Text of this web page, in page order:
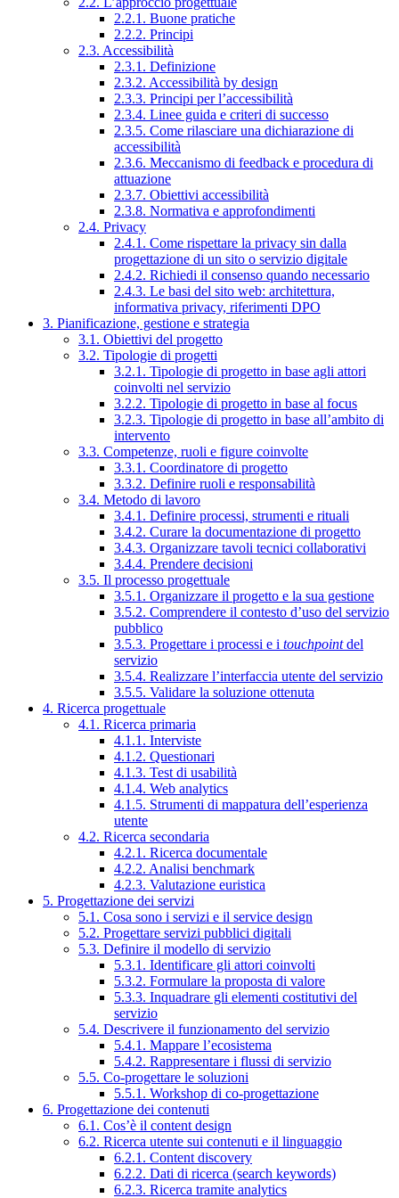
2.2.1. Buone pratiche
2.2.2. Principi
2.3. Accessibilità
2.3.1. Definizione
2.3.2. Accessibilità by design
2.3.3. Principi per l’accessibilità
2.3.4. Linee guida e criteri di successo
2.3.5. Come rilasciare una dichiarazione di
accessibilità
2.3.6. Meccanismo di feedback e procedura di
attuazione
2.3.7. Obiettivi accessibilità
2.3.8. Normativa e approfondimenti
2.4. Privacy
2.4.1. Come rispettare la privacy sin dalla
progettazione di un sito o servizio digitale
2.4.2. Richiedi il consenso quando necessario
2.4.3. Le basi del sito web: architettura,
informativa privacy, riferimenti DPO
3. Pianificazione, gestione e strategia
3.1. Obiettivi del progetto
3.2. Tipologie di progetti
3.2.1. Tipologie di progetto in base agli attori
coinvolti nel servizio
3.2.2. Tipologie di progetto in base al focus
3.2.3. Tipologie di progetto in base all’ambito di
intervento
3.3. Competenze, ruoli e figure coinvolte
3.3.1. Coordinatore di progetto
3.3.2. Definire ruoli e responsabilità
3.4. Metodo di lavoro
3.4.1. Definire processi, strumenti e rituali
3.4.2. Curare la documentazione di progetto
3.4.3. Organizzare tavoli tecnici collaborativi
3.4.4. Prendere decisioni
3.5. Il processo progettuale
3.5.1. Organizzare il progetto e la sua gestione
3.5.2. Comprendere il contesto d’uso del servizio
pubblico
3.5.3. Progettare i processi e i touchpointdel
servizio
3.5.4. Realizzare l’interfaccia utente del servizio
3.5.5. Validare la soluzione ottenuta
4. Ricerca progettuale
4.1. Ricerca primaria
4.1.1. Interviste
4.1.2. Questionari
4.1.3. Test di usabilità
4.1.4. Web analytics
4.1.5. Strumenti di mappatura dell’esperienza
utente
4.2. Ricerca secondaria
4.2.1. Ricerca documentale
4.2.2. Analisi benchmark
4.2.3. Valutazione euristica
5. Progettazione dei servizi
5.1. Cosa sono i servizi e il service design
5.2. Progettare servizi pubblici digitali
5.3. Definire il modello di servizio
5.3.1. Identificare gli attori coinvolti
5.3.2. Formulare la proposta di valore
5.3.3. Inquadrare gli elementi costitutivi del
servizio
5.4. Descrivere il funzionamento del servizio
5.4.1. Mappare l’ecosistema
5.4.2. Rappresentare i flussi di servizio
5.5. Co-progettare le soluzioni
5.5.1. Workshop di co-progettazione
6. Progettazione dei contenuti
6.1. Cos’è il content design
6.2. Ricerca utente sui contenuti e il linguaggio
6.2.1. Content discovery
6.2.2. Dati di ricerca (search keywords)
6.2.3. Ricerca tramite analytics